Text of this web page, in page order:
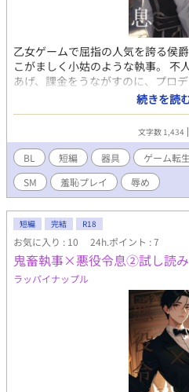
乙女ゲームで屈指の人気を誇る侯
こがましく小姑のような執事。 不
あげ、課金をうながすのに、プロ
たのが、転生して自分がケニーに
問まがいな行為をしだして・・・
R18。 立場を弁えない執事×元プ
らは試し読みになります。 各サイ
知れるブログのリンクは↓にあり
続きを読
文字数 1,434
BL 短編 器具 ゲーム転生
SM
羞恥プレイ 辱め
短編 完結 R18
お気に入り : 10 24h.ポイント : 7
鬼畜執事×悪役令息②試し読み
ラッパイナップル